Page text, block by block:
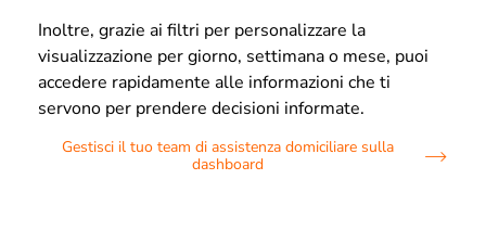
Inoltre, grazie ai filtri per personalizzare la
visualizzazione per giorno, settimana o mese, puoi
accedere rapidamente alle informazioni che ti
servono per prendere decisioni informate.
Gestisci il tuo team di assistenza domiciliare sulla
dashboard